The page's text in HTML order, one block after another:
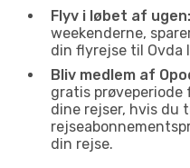
Flyv i løbet af ugen:
weekenderne,
din flyrejse til Ovda
Bliv medlem af
gratis prøveperiode
dine rejser, hvis du
din rejse.